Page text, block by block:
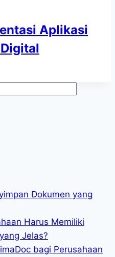
Aplikasi
Dokumen yang
Harus Memiliki
Jelas?
bagi Perusahaan